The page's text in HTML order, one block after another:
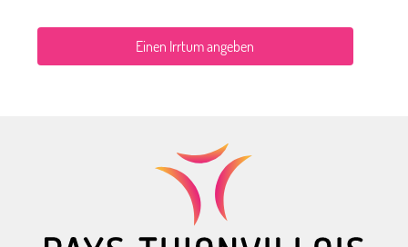
Einen Irrtum angeben